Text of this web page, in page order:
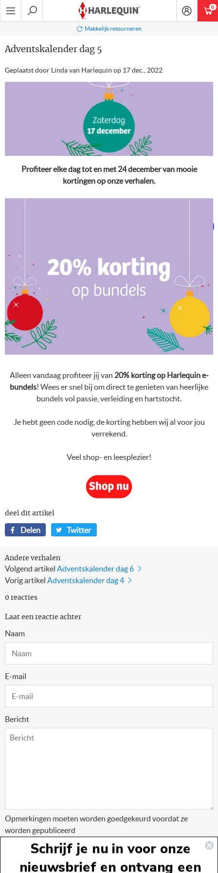
Ga
naar
Makkelijk retourneren
Adventskalender dag 5
Geplaatst door Linda van Harlequin op 17 dec., 2022
Profiteer elke dag tot en met 24 december van mooie
kortingen op onze verhalen.
Alleen vandaag profiteer jij van 20% korting op Harlequin e-
bundels! Wees er snel bij om direct te genieten van heerlijke
bundels vol passie, verleiding en hartstocht.
Je hebt geen code nodig, de korting hebben wij al voor jou
verrekend.
Veel shop- en leesplezier!
deel dit artikel
DelenDelen
Facebook
TwitterTwitteren
Andere verhalen
Volgend artikel Adventskalender dag 6
Vorig artikel Adventskalender dag 4
0 reacties
Laat een reactie achter
Naam
E-mail
Bericht
Opmerkingen moeten worden goedgekeurd voordat ze
worden gepubliceerd
0
Schrijf je nu in voor onze
nieuwsbrief en ontvang een